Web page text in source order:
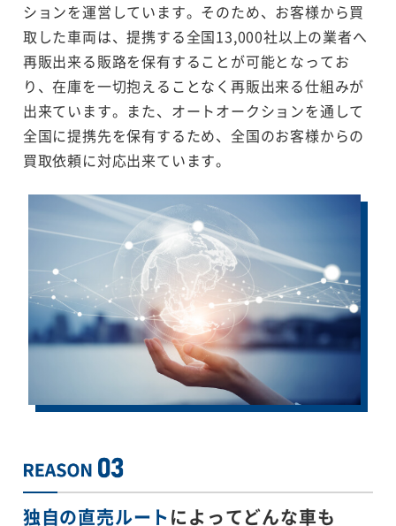
ションを運営しています。そのため、お客様から買
取した車両は、提携する全国13,000社以上の業者へ
再販出来る販路を保有することが可能となってお
り、在庫を一切抱えることなく再販出来る仕組みが
出来ています。また、オートオークションを通して
全国に提携先を保有するため、全国のお客様からの
買取依頼に対応出来ています。
独自の直売ルートによってどんな車も